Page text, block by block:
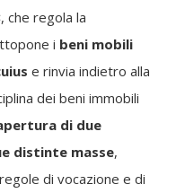
, che regola la
i beni mobili
e rinvia indietro alla
dei beni immobili
di due
distinte masse,
di vocazione e di